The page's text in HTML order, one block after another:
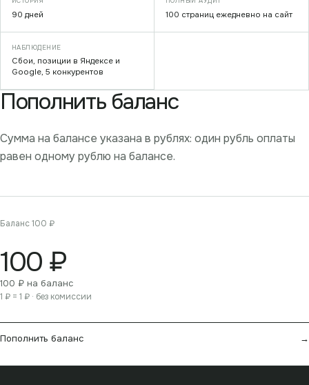
90 дней 100 страниц ежедневно на сайт
Сбои, позиции в Яндексе и
Google, 5 конкурентов
Пополнить баланс
Сумма на балансе указана в рублях: один рубль оплаты
равен одному рублю на балансе.
Баланс 100 ₽
100 ₽
100 ₽ на баланс
1 ₽ = 1 ₽ · без комиссии
Пополнить баланс →